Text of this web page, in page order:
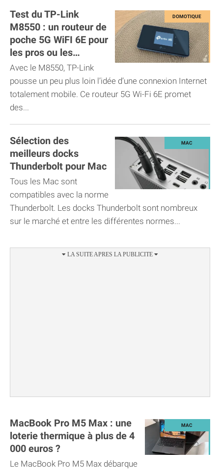
Test du TP-Link
M8550 : un routeur de
poche 5G WiFI 6E pour
les pros ou les
voyageurs
Avec le M8550, TP-Link
pousse un peu plus loin l’idée d’une connexion Internet
totalement mobile. Ce routeur 5G Wi-Fi 6E promet
des...
Sélection des
meilleurs docks
Thunderbolt pour Mac
Tous les Mac sont
compatibles avec la norme
Thunderbolt. Les docks Thunderbolt sont nombreux
sur le marché et entre les différentes normes...
MacBook Pro M5 Max : une
loterie thermique à plus de 4
000 euros ?
Le MacBook Pro M5 Max débarque